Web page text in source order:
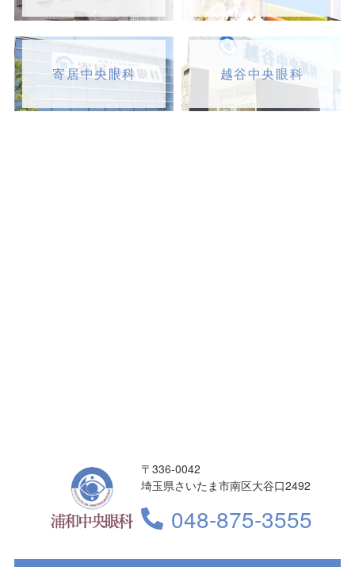
寄居中央眼科 越谷中央眼科
〒336-0042
埼玉県さいたま市南区大谷口2492
048-875-3555